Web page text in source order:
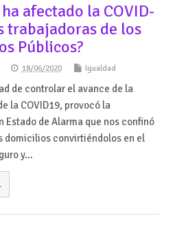
afectado la COVID-
trabajadoras de los
Públicos?
18/06/2020 Igualdad
de controlar el avance de la
la COVID19, provocó la
Estado de Alarma que nos confinó
domicilios convirtiéndolos en el
y…